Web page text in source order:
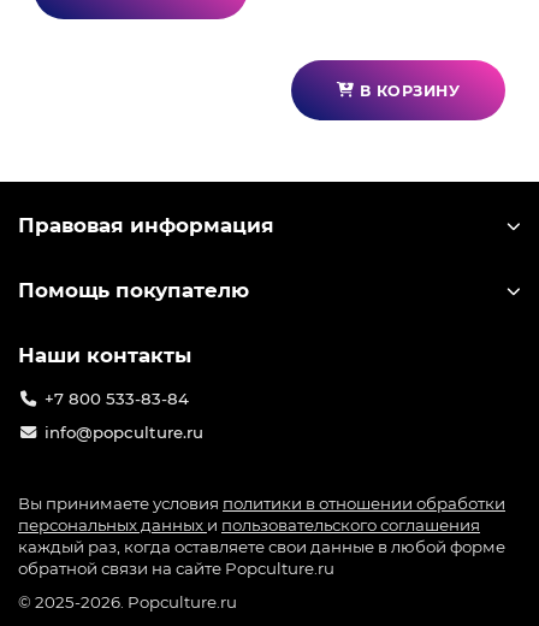
В КОРЗИНУ
Правовая информация
Помощь покупателю
Наши контакты
+7 800 533-83-84
info@popculture.ru
Вы принимаете условия политики в отношении обработки
персональных данных и пользовательского соглашения
каждый раз, когда оставляете свои данные в любой форме
обратной связи на сайте Popculture.ru
© 2025-2026. Popculture.ru